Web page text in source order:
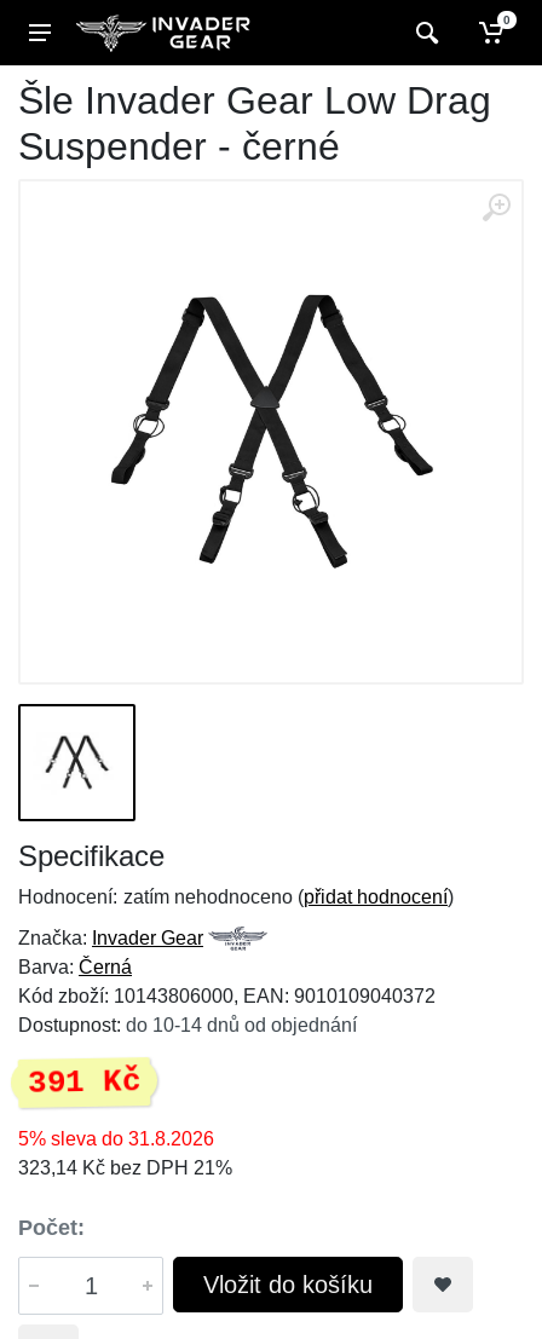
0
Šle Invader Gear Low Drag
Suspender - černé
Specifikace
Hodnocení: zatím nehodnoceno (přidat hodnocení)
Značka: Invader Gear
Barva: Černá
Kód zboží: 10143806000, EAN: 9010109040372
Dostupnost: do 10-14 dnů od objednání
391 Kč
5% sleva do 31.8.2026
323,14 Kč bez DPH 21%
Počet:
Vložit do košíku